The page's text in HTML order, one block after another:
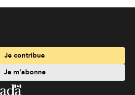
Je contribue
Je m'abonne